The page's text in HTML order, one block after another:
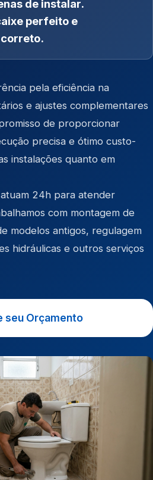
de instalar.
perfeito e
pela eficiência na
e ajustes complementares
de proporcionar
precisa e ótimo custo-
instalações quanto em
24h para atender
com montagem de
modelos antigos, regulagem
hidráulicas e outros serviços
seu Orçamento